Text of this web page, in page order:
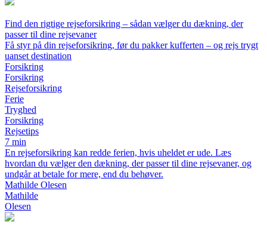
Find den rigtige rejseforsikring – sådan vælger du dækning, der
passer til dine rejsevaner
Få styr på din rejseforsikring, før du pakker kufferten – og rejs trygt
uanset destination
Forsikring
Forsikring
Rejseforsikring
Ferie
Tryghed
Forsikring
Rejsetips
7 min
En rejseforsikring kan redde ferien, hvis uheldet er ude. Læs
hvordan du vælger den dækning, der passer til dine rejsevaner, og
undgår at betale for mere, end du behøver.
Mathilde Olesen
Mathilde
Olesen